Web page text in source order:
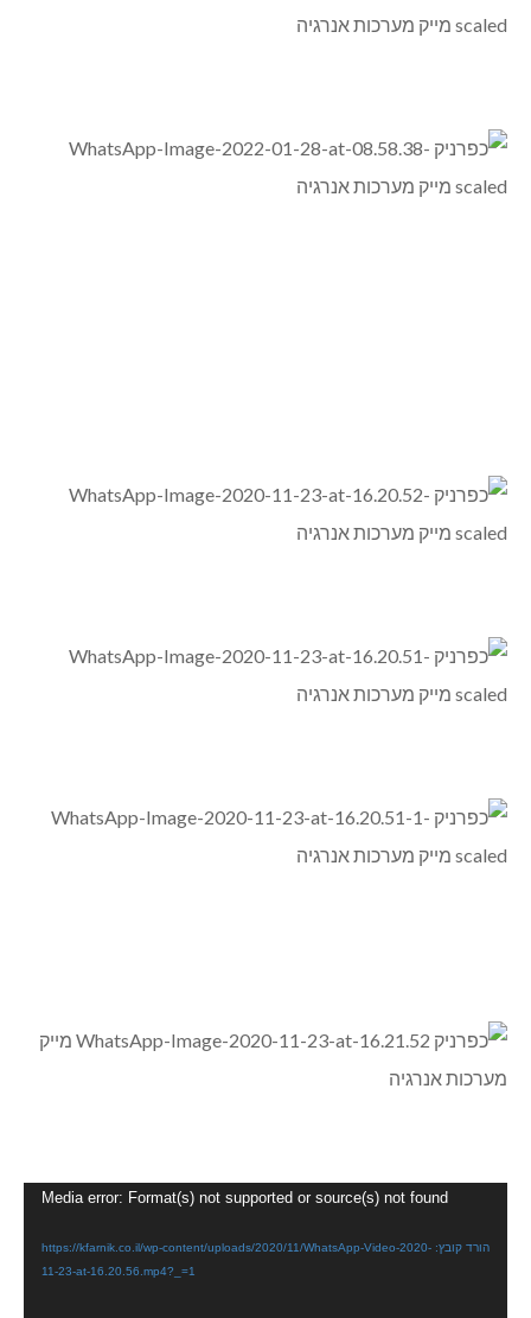
Media error: Format(s) not supported or source(s) not found
הורד קובץ: https://kfarnik.co.il/wp-content/uploads/2020/11/WhatsApp-Video-2020-
11-23-at-16.20.56.mp4?_=1